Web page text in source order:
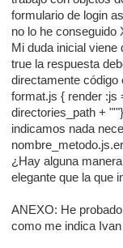
formulario de login
no lo he conseguido
Mi duda inicial viene
true la respuesta
directamente código
format.js { render :js
directories_path +
indicamos nada
¿Hay alguna
elegante que la que
ANEXO: He
como me indica